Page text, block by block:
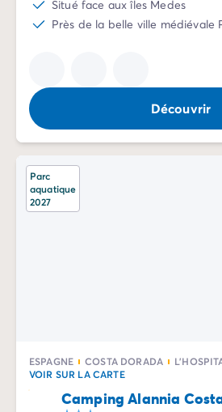
Situé face aux îles Medes
Près de la belle ville médiévale
Découvrir
Parc
aquatique
2027
ESPAGNE COSTA DORADA
VOIR SUR LA CARTE
Camping Alannia